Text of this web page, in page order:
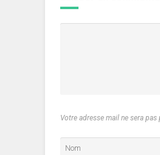
Votre adresse mail ne sera pas